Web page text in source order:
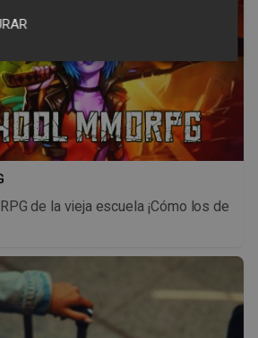
de la vieja escuela ¡Cómo los de